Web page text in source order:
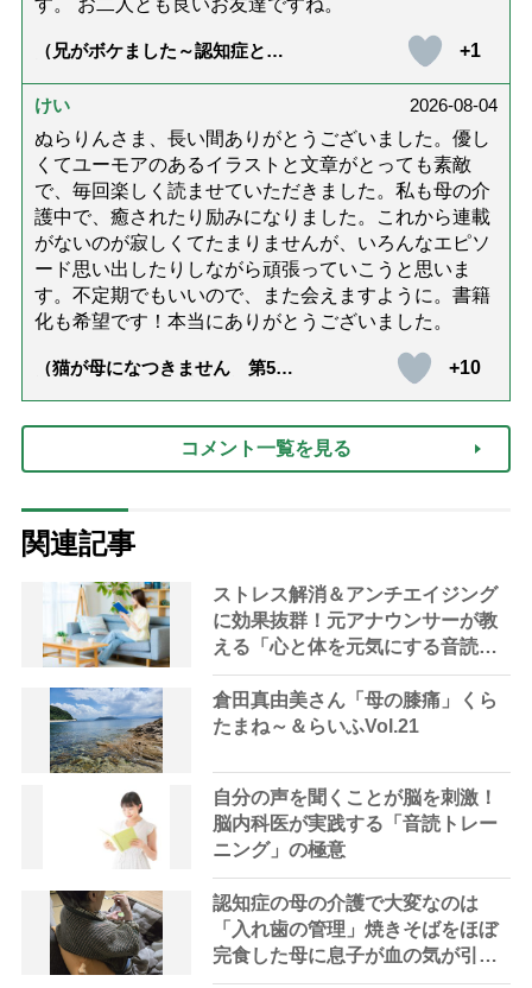
す。 お二人とも良いお友達ですね。
（兄がボケました～認知症と介
達』が届きました」）
+1
けい
2026-08-04
ぬらりんさま、長い間ありがとうございました。優し
くてユーモアのあるイラストと文章がとっても素敵
で、毎回楽しく読ませていただきました。私も母の介
護中で、癒されたり励みになりました。これから連載
がないのが寂しくてたまりませんが、いろんなエピソ
ード思い出したりしながら頑張っていこうと思いま
す。不定期でもいいので、また会えますように。書籍
化も希望です！本当にありがとうございました。
（猫が母になつきません 第500
+10
コメント一覧を見る
関連記事
ストレス解消＆アンチエイジング
に効果抜群！元アナウンサーが教
える「心と体を元気にする音読の
習慣」
倉田真由美さん「母の膝痛」くら
たまね～＆らいふVol.21
自分の声を聞くことが脳を刺激！
脳内科医が実践する「音読トレー
ニング」の極意
認知症の母の介護で大変なのは
「入れ歯の管理」焼きそばをほぼ
完食した母に息子が血の気が引い
た理由